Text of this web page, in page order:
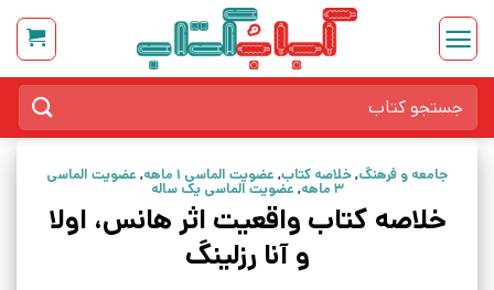
Skip
content
برای:
جامعه و فرهنگ,خلاصه کتاب, عضویت الماسی 1 ماهه , عضویت الماسی
3 ماهه , عضویت الماسی یک ساله
خلاصه کتاب واقعیت اثر هانس، اولا
و آنا رزلینگ